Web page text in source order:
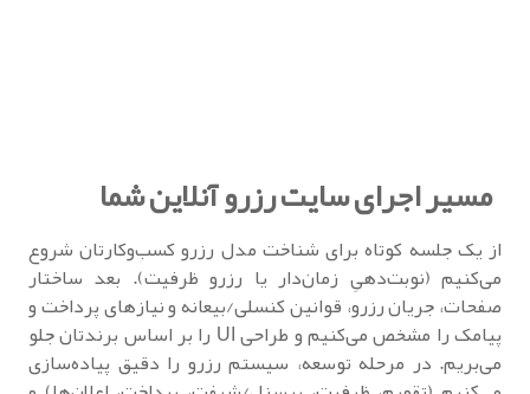
مسیر اجرای سایت رزرو آنلاین شما
از یک جلسه کوتاه برای شناخت مدل رزرو کسب‌وکارتان شروع
می‌کنیم (نوبت‌دهیِ زمان‌دار یا رزرو ظرفیت). بعد ساختار
صفحات، جریان رزرو، قوانین کنسلی/بیعانه و نیازهای پرداخت و
پیامک را مشخص می‌کنیم و طراحی UI را بر اساس برندتان جلو
می‌بریم. در مرحله توسعه، سیستم رزرو را دقیق پیاده‌سازی